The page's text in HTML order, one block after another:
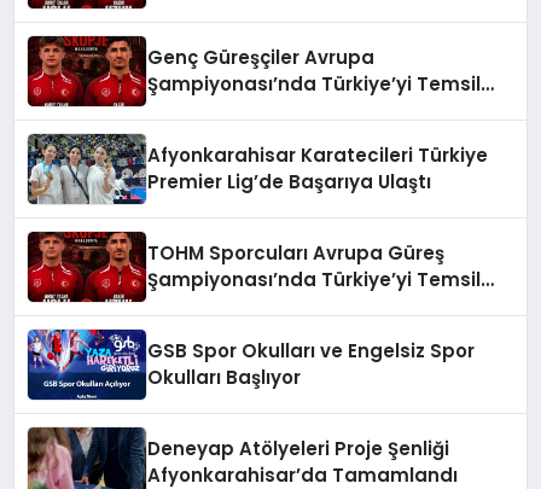
Genç Güreşçiler Avrupa
Şampiyonası’nda Türkiye’yi Temsil
Afyonkarahisar Karatecileri Türkiye
Premier Lig’de Başarıya Ulaştı
TOHM Sporcuları Avrupa Güreş
Şampiyonası’nda Türkiye’yi Temsil
GSB Spor Okulları ve Engelsiz Spor
Okulları Başlıyor
Deneyap Atölyeleri Proje Şenliği
Afyonkarahisar’da Tamamlandı